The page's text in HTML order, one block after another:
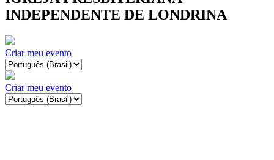
INDEPENDENTE DE LONDRINA
Criar meu evento
Criar meu evento